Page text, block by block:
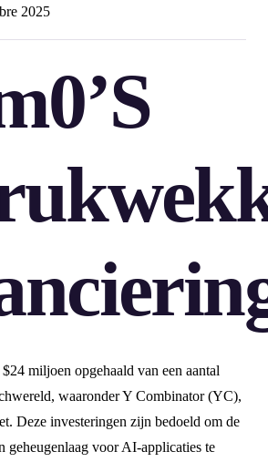
2025
miljoen opgehaald van een aantal
waaronder Y Combinator (YC),
Deze investeringen zijn bedoeld om de
geheugenlaag voor AI-applicaties te